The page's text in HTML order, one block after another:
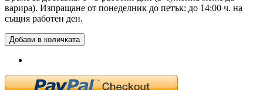
варира). Изпращане от понеделник до петък: до 14:00 ч. на
същия работен ден.
Добави в количката